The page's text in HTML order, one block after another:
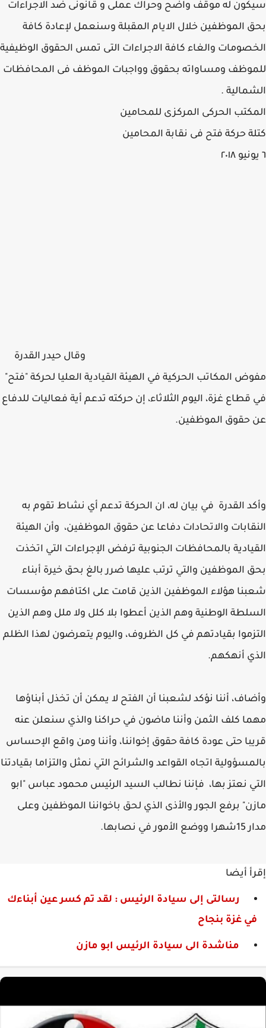
سيكون له موقف واضح وحراك عملى و قانونى ضد الاجراءات
بحق الموظفين خلال الايام المقبلة وسنعمل لإعادة كافة
الخصومات والغاء كافة الاجراءات التى تمس الحقوق الوظيفية
للموظف ومساواته بحقوق وواجبات الموظف فى المحافظات
الشمالية .
المكتب الحركى المركزى للمحامين
كتلة حركة فتح فى نقابة المحامين
٦ يونيو ٢٠١٨
وقال حيدر القدرة
مفوض المكاتب الحركية في الهيئة القيادية العليا لحركة "فتح"
في قطاع غزة، اليوم الثلاثاء، إن حركته تدعم أية فعاليات للدفاع
عن حقوق الموظفين.
وأكد القدرة في بيان له، ان الحركة تدعم أي نشاط تقوم به
النقابات والاتحادات دفاعا عن حقوق الموظفين، وأن الهيئة
القيادية بالمحافظات الجنوبية ترفض الإجراءات التي اتخذت
بحق الموظفين والتي ترتب عليها ضرر بالغ بحق خيرة أبناء
شعبنا هؤلاء الموظفين الذين قامت على اكتافهم مؤسسات
السلطة الوطنية وهم الذين أعطوا بلا كلل ولا ملل وهم الذين
التزموا بقيادتهم في كل الظروف، واليوم يتعرضون لهذا الظلم
الذي أنهكهم.
وأضاف، أننا نؤكد لشعبنا أن الفتح لا يمكن أن تخذل أبناؤها
مهما كلف الثمن وأننا ماضون في حراكنا والذي سنعلن عنه
قريبا حتى عودة كافة حقوق إخواننا، وأننا ومن واقع الإحساس
بالمسؤولية اتجاه القواعد والشرائح التي نمثل والتزاما بقيادتنا
التي نعتز بها، فإننا نطالب السيد الرئيس محمود عباس "ابو
مازن" برفع الجور والأذى الذي لحق باخواننا الموظفين وعلى
مدار 15شهرا ووضع الأمور في نصابها.
إقرأ أيضا
رسالتى إلى سيادة الرئيس : لقد تم كسر عين أبناءك
في غزة بنجاح
مناشدة الى سيادة الرئيس ابو مازن